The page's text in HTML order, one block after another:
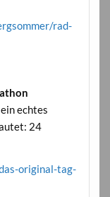
rad-
echtes
24
original-tag-